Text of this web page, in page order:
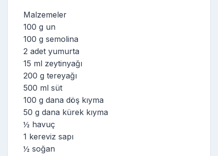
Malzemeler
100 g un
100 g semolina
2 adet yumurta
15 ml zeytinyağı
200 g tereyağı
500 ml süt
100 g dana döş kıyma
50 g dana kürek kıyma
½ havuç
1 kereviz sapı
½ soğan